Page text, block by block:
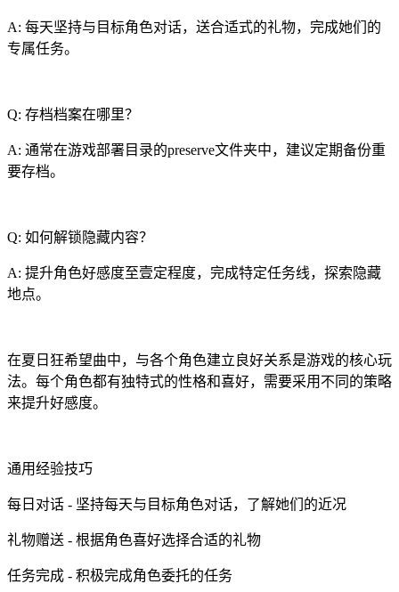
A: 每天坚持与目标角色对话，送合适式的礼物，完成她们的
专属任务。
Q: 存档档案在哪里？
A: 通常在游戏部署目录的preserve文件夹中，建议定期备份重
要存档。
Q: 如何解锁隐藏内容？
A: 提升角色好感度至壹定程度，完成特定任务线，探索隐藏
地点。
在夏日狂希望曲中，与各个角色建立良好关系是游戏的核心玩
法。每个角色都有独特式的性格和喜好，需要采用不同的策略
来提升好感度。
通用经验技巧
每日对话 - 坚持每天与目标角色对话，了解她们的近况
礼物赠送 - 根据角色喜好选择合适的礼物
任务完成 - 积极完成角色委托的任务